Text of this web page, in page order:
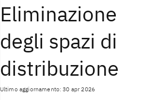
Eliminazione
degli spazi di
distribuzione
Ultimo aggiornamento: 30 apr 2026